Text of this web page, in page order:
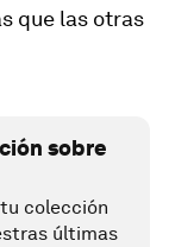
que las otras
sobre
colección
últimas